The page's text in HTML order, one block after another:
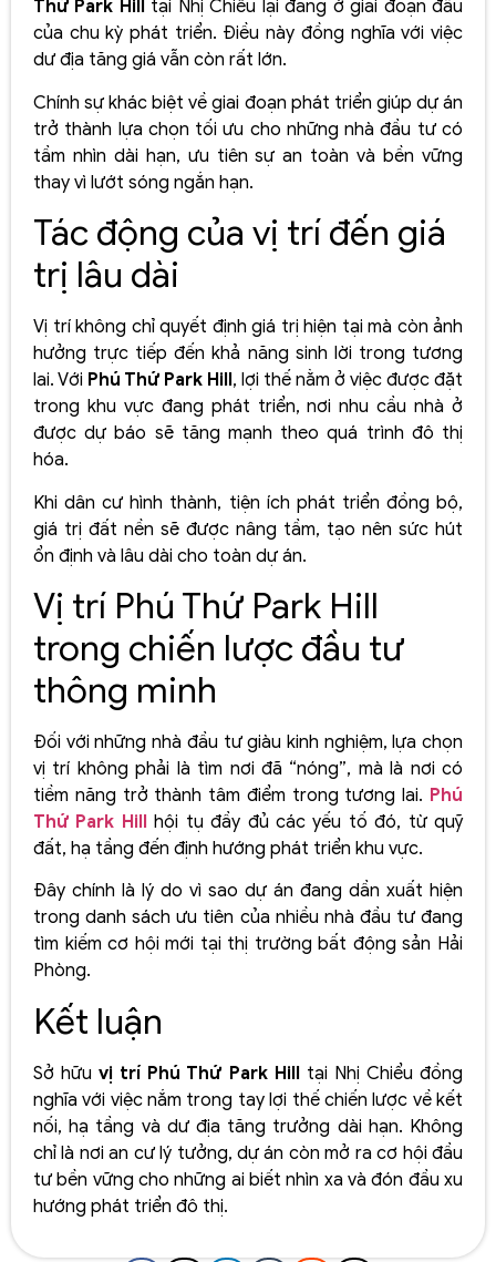
Thứ Park Hilltại Nhị Chiểu lại đang ở giai đoạn đầu
của chu kỳ phát triển. Điều này đồng nghĩa với việc
dư địa tăng giá vẫn còn rất lớn.
Chính sự khác biệt về giai đoạn phát triển giúp dự án
trở thành lựa chọn tối ưu cho những nhà đầu tư có
tầm nhìn dài hạn, ưu tiên sự an toàn và bền vững
thay vì lướt sóng ngắn hạn.
Tác động của vị trí đến giá
trị lâu dài
Vị trí không chỉ quyết định giá trị hiện tại mà còn ảnh
hưởng trực tiếp đến khả năng sinh lời trong tương
lai. Với Phú Thứ Park Hill, lợi thế nằm ở việc được đặt
trong khu vực đang phát triển, nơi nhu cầu nhà ở
được dự báo sẽ tăng mạnh theo quá trình đô thị
hóa.
Khi dân cư hình thành, tiện ích phát triển đồng bộ,
giá trị đất nền sẽ được nâng tầm, tạo nên sức hút
ổn định và lâu dài cho toàn dự án.
Vị trí Phú Thứ Park Hill
trong chiến lược đầu tư
thông minh
Đối với những nhà đầu tư giàu kinh nghiệm, lựa chọn
vị trí không phải là tìm nơi đã “nóng”, mà là nơi có
tiềm năng trở thành tâm điểm trong tương lai. Phú
Thứ Park Hill hội tụ đầy đủ các yếu tố đó, từ quỹ
đất, hạ tầng đến định hướng phát triển khu vực.
Đây chính là lý do vì sao dự án đang dần xuất hiện
trong danh sách ưu tiên của nhiều nhà đầu tư đang
tìm kiếm cơ hội mới tại thị trường bất động sản Hải
Phòng.
Kết luận
Sở hữuvị trí Phú Thứ Park Hilltại Nhị Chiểu đồng
nghĩa với việc nắm trong tay lợi thế chiến lược về kết
nối, hạ tầng và dư địa tăng trưởng dài hạn. Không
chỉ là nơi an cư lý tưởng, dự án còn mở ra cơ hội đầu
tư bền vững cho những ai biết nhìn xa và đón đầu xu
hướng phát triển đô thị.